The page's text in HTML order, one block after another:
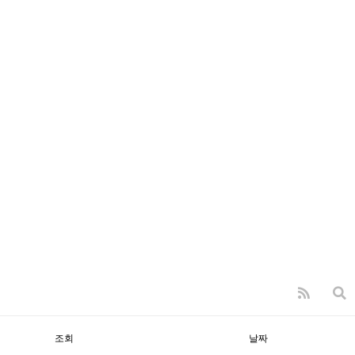
조회 날짜